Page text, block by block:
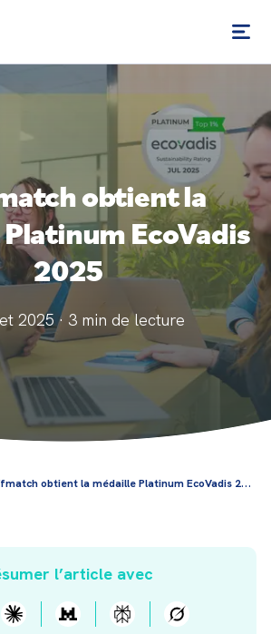
obtient la
EcoVadis
2025
2025 · 3 min de lecture
S
taffmatch obtient la médaille Platinum EcoVadis 2025
l’article avec